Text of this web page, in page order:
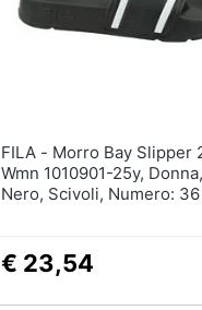
FILA - Morro Bay Slipper 2.0
Wmn 1010901-25y, Donna,
Nero, Scivoli, Numero: 36
€ 23,54